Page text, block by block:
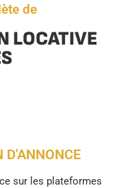
de
LOCATIVE
D'ANNONCE
sur les plateformes